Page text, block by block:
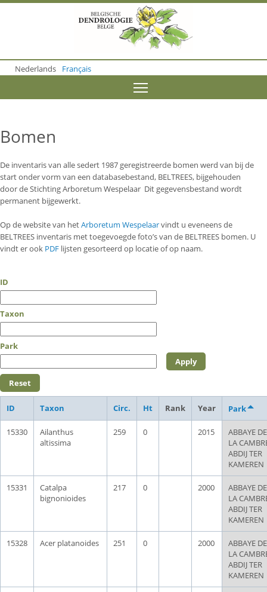
o
m
n
n
t
Nederlands Français
Bomen
De inventaris van alle sedert 1987 geregistreerde bomen werd van bij de
start onder vorm van een databasebestand, BELTREES, bijgehouden
door de Stichting Arboretum Wespelaar Dit gegevensbestand wordt
permanent bijgewerkt.
Op de website van hetArboretum Wespelaarvindt u eveneens de
BELTREES inventaris met toegevoegde foto’s van de BELTREES bomen. U
vindt er ook PDF lijsten gesorteerd op locatie of op naam.
ID
Taxon
Park
ID Taxon Circ. Ht Rank Year Park
15330
Ailanthus
altissima
259 0 2015
ABBAYE DE
LA
ABDIJ TER
KAMEREN
15331
Catalpa
bignonioides
217 0 2000
ABBAYE DE
LA
ABDIJ TER
KAMEREN
15328 Acer platanoides 251 0 2000
ABBAYE DE
LA
ABDIJ TER
KAMEREN